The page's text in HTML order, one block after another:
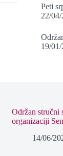
Peti
22/
19/
Održan stručni
organizaciji
14/06/